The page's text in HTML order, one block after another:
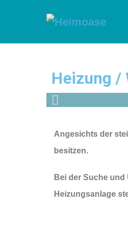
Heizung /
Angesichts der
besitzen.
Bei der Suche
Heizungsanlage